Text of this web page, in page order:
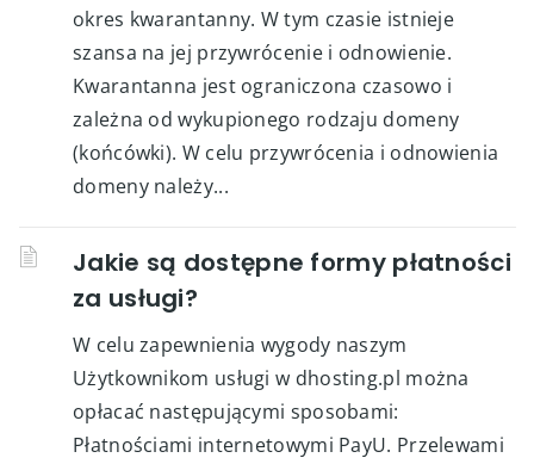
okres kwarantanny. W tym czasie istnieje
szansa na jej przywrócenie i odnowienie.
Kwarantanna jest ograniczona czasowo i
zależna od wykupionego rodzaju domeny
(końcówki). W celu przywrócenia i odnowienia
domeny należy...
Jakie są dostępne formy płatności
za usługi?
W celu zapewnienia wygody naszym
Użytkownikom usługi w dhosting.pl można
opłacać następującymi sposobami:
Płatnościami internetowymi PayU. Przelewami